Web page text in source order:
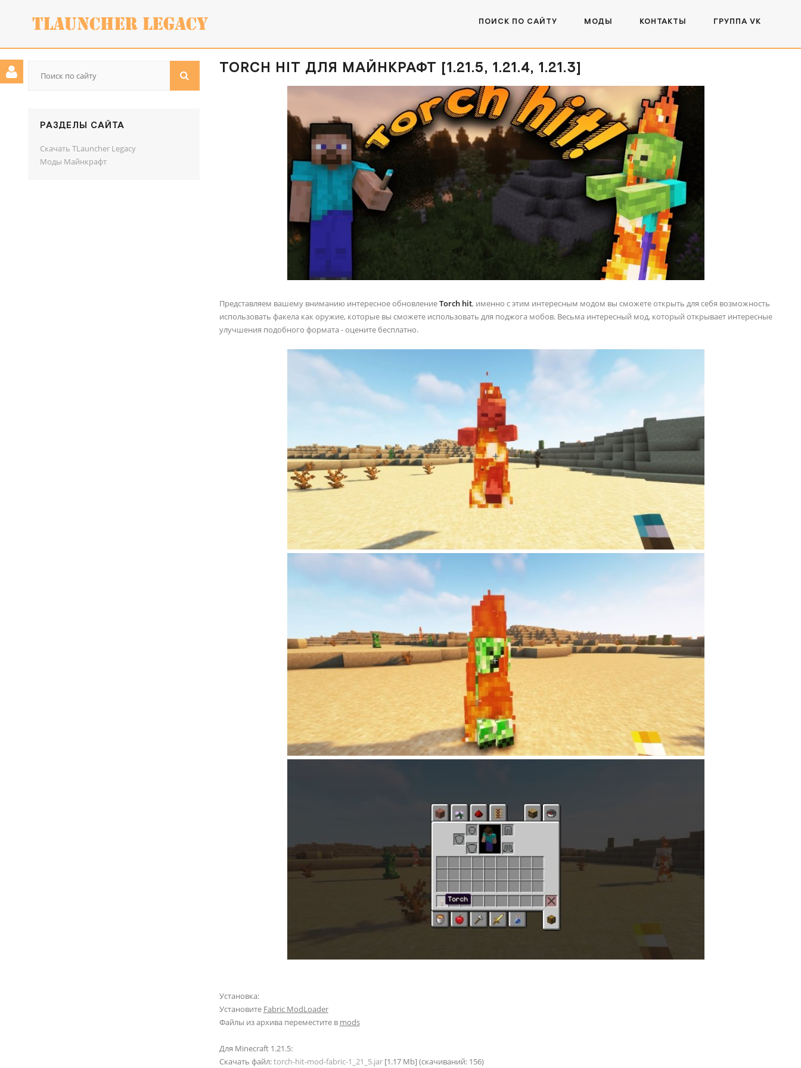
ПОИСК ПО САЙТУ МОДЫ КОНТАКТЫ ГРУППА VK
TORCH HIT ДЛЯ МАЙНКРАФТ [1.21.5, 1.21.4, 1.21.3]
Представляем вашему вниманию интересное обновлениеTorch hit, именно с этим интересным модом вы сможете открыть для себя возможность
использовать факела как оружие, которые вы сможете использовать для поджога мобов. Весьма интересный мод, который открывает интересные
улучшения подобного формата - оцените бесплатно.
Установка:
Установите Fabric ModLoader
Файлы из архива переместите в mods
Для Minecraft 1.21.5:
Скачать файл:torch-hit-mod-fabric-1_21_5.jar [1.17 Mb] (cкачиваний: 156)
РАЗДЕЛЫ САЙТА
Скачать TLauncher Legacy
Моды Майнкрафт